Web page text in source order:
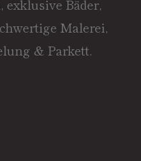
exklusive Bäder,
Malerei,
& Parkett.